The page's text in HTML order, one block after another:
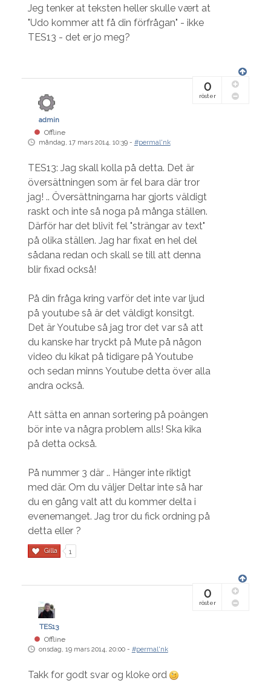
Jeg tenker at teksten heller skulle vært at
"Udo kommer att få din förfrågan" - ikke
TES13 - det er jo meg?
admin
Offline
måndag, 17 mars 2014, 10:39 - #permal'nk
0
röster
TES13: Jag skall kolla på detta. Det är
översättningen som är fel bara där tror
jag! .. Översättningarna har gjorts väldigt
raskt och inte så noga på många ställen.
Därför har det blivit fel "strängar av text"
på olika ställen. Jag har fixat en hel del
sådana redan och skall se till att denna
blir fixad också!
På din fråga kring varför det inte var ljud
på youtube så är det väldigt konsitgt.
Det är Youtube så jag tror det var så att
du kanske har tryckt på Mute på någon
video du kikat på tidigare på Youtube
och sedan minns Youtube detta över alla
andra också.
Att sätta en annan sortering på poängen
bör inte va några problem alls! Ska kika
på detta också.
På nummer 3 där .. Hänger inte riktigt
med där. Om du väljer Deltar inte så har
du en gång valt att du kommer delta i
evenemanget. Jag tror du fick ordning på
detta eller ?
Gilla 1
TES13
Offline
onsdag, 19 mars 2014, 20:00 - #permal'nk
0
röster
Takk for godt svar og kloke ord